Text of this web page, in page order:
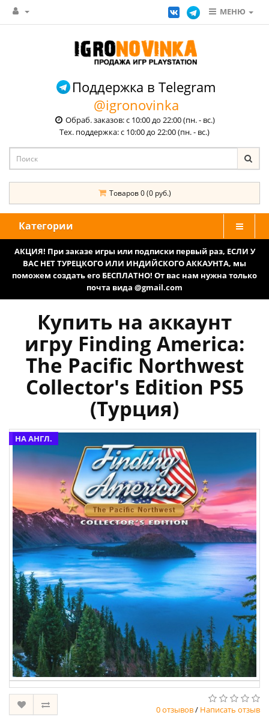
МЕНЮ
Поддержка в Telegram
@igronovinka
Обраб. заказов: с 10:00 до 22:00 (пн. - вс.)
Тех. поддержка: с 10:00 до 22:00 (пн. - вс.)
Товаров 0 (0 руб.)
Категории
АКЦИЯ! При заказе игры или подписки первый раз, ЕСЛИ У
ВАС НЕТ ТУРЕЦКОГО ИЛИ ИНДИЙСКОГО АККАУНТА, мы
поможем создать его БЕСПЛАТНО! От вас нам нужна только
почта вида @gmail.com
Купить на аккаунт
игру Finding America:
The Pacific Northwest
Collector's Edition PS5
(Турция)
НА АНГЛ.
0 отзывов/ Написать отзыв